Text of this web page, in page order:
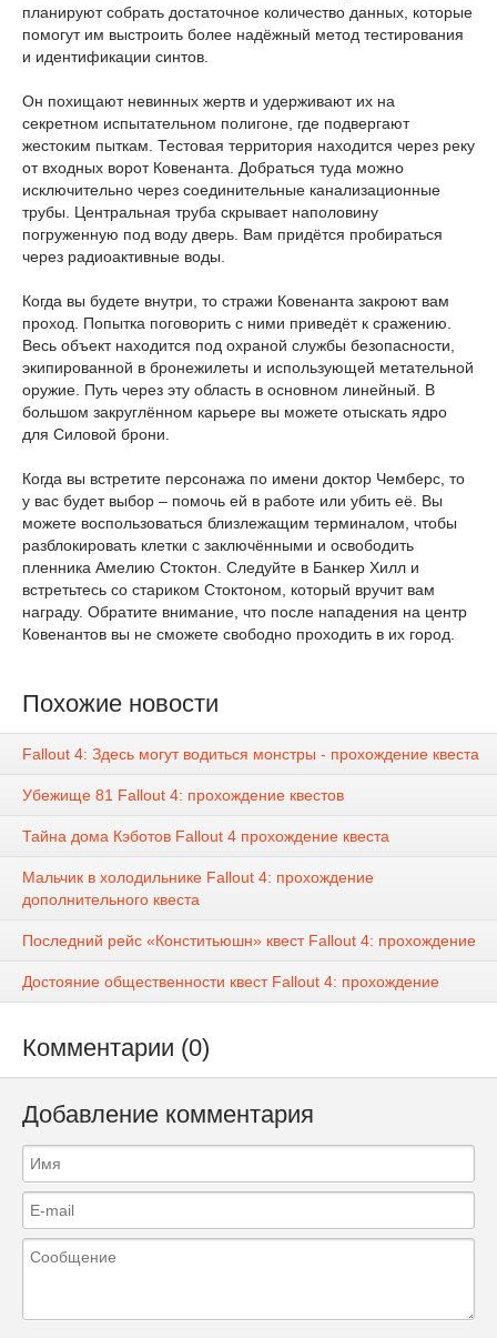
планируют собрать достаточное количество данных, которые
помогут им выстроить более надёжный метод тестирования
и идентификации синтов.
Он похищают невинных жертв и удерживают их на
секретном испытательном полигоне, где подвергают
жестоким пыткам. Тестовая территория находится через реку
от входных ворот Ковенанта. Добраться туда можно
исключительно через соединительные канализационные
трубы. Центральная труба скрывает наполовину
погруженную под воду дверь. Вам придётся пробираться
через радиоактивные воды.
Когда вы будете внутри, то стражи Ковенанта закроют вам
проход. Попытка поговорить с ними приведёт к сражению.
Весь объект находится под охраной службы безопасности,
экипированной в бронежилеты и использующей метательной
оружие. Путь через эту область в основном линейный. В
большом закруглённом карьере вы можете отыскать ядро
для Силовой брони.
Когда вы встретите персонажа по имени доктор Чемберс, то
у вас будет выбор – помочь ей в работе или убить её. Вы
можете воспользоваться близлежащим терминалом, чтобы
разблокировать клетки с заключёнными и освободить
пленника Амелию Стоктон. Следуйте в Банкер Хилл и
встретьтесь со стариком Стоктоном, который вручит вам
награду. Обратите внимание, что после нападения на центр
Ковенантов вы не сможете свободно проходить в их город.
Похожие новости
Fallout 4: Здесь могут водиться монстры - прохождение квеста
Убежище 81 Fallout 4: прохождение квестов
Тайна дома Кэботов Fallout 4 прохождение квеста
Мальчик в холодильнике Fallout 4: прохождение
дополнительного квеста
Последний рейс «Конститьюшн» квест Fallout 4: прохождение
Достояние общественности квест Fallout 4: прохождение
Комментарии (0)
Добавление комментария